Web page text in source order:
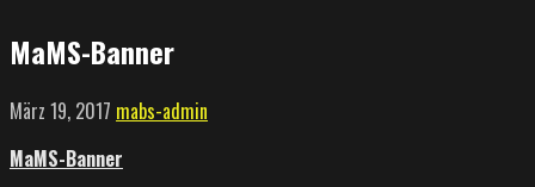
MaMS-Banner
März 19, 2017 mabs-admin
MaMS-Banner